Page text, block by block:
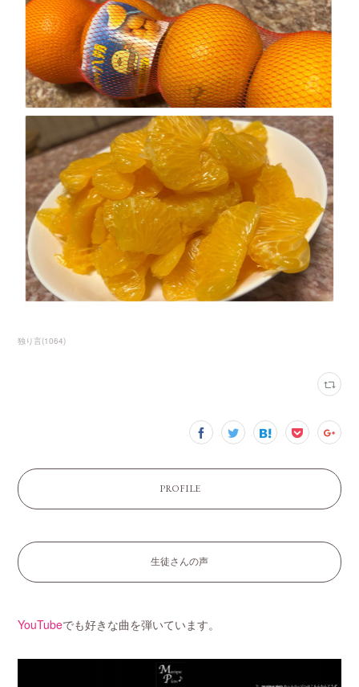
独り言(1064)
PROFILE
生徒さんの声
YouTubeでも好きな曲を弾いています。